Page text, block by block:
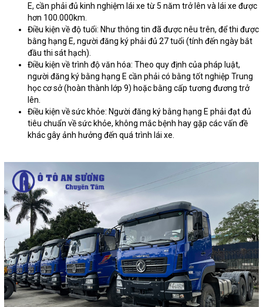
E, cần phải đủ kinh nghiệm lái xe từ 5 năm trở lên và lái xe được
hơn 100.000km.
Điều kiện về độ tuổi: Như thông tin đã được nêu trên, để thi được
bằng hạng E, người đăng ký phải đủ 27 tuổi (tính đến ngày bắt
đầu thi sát hạch).
Điều kiện về trình độ văn hóa: Theo quy định của pháp luật,
người đăng ký bằng hạng E cần phải có bằng tốt nghiệp Trung
học cơ sở (hoàn thành lớp 9) hoặc bằng cấp tương đương trở
lên.
Điều kiện về sức khỏe: Người đăng ký bằng hạng E phải đạt đủ
tiêu chuẩn về sức khỏe, không mắc bệnh hay gặp các vấn đề
khác gây ảnh hưởng đến quá trình lái xe.